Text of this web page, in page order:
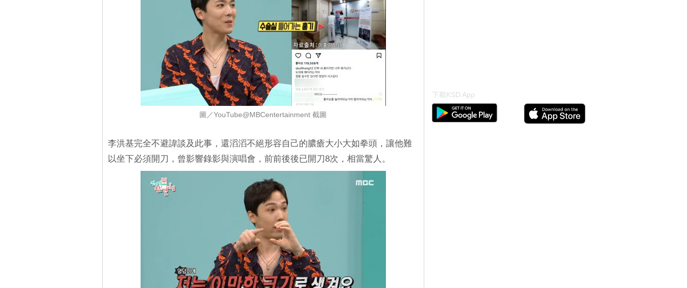
圖／YouTube@MBCentertainment 截圖
李洪基完全不避諱談及此事，還滔滔不絕形容自己的膿瘡大小大如拳頭，讓他難
以坐下必須開刀，曾影響錄影與演唱會，前前後後已開刀8次，相當驚人。
下載KSD App